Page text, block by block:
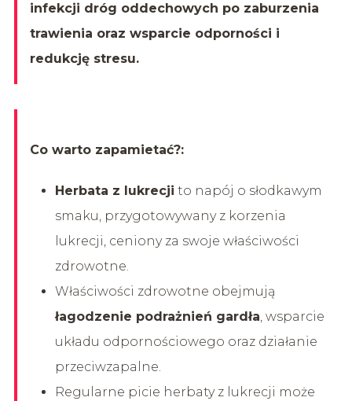
infekcji dróg oddechowych po zaburzenia
trawienia oraz wsparcie odporności i
redukcję stresu.
Co warto zapamietać?:
Herbata z lukrecji to napój o słodkawym
smaku, przygotowywany z korzenia
lukrecji, ceniony za swoje właściwości
zdrowotne.
Właściwości zdrowotne obejmują
łagodzenie podrażnień gardła, wsparcie
układu odpornościowego oraz działanie
przeciwzapalne.
Regularne picie herbaty z lukrecji może